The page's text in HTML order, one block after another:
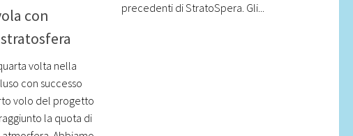
con
volta nella
con successo
volo del progetto
la quota di
precedenti di StratoSpera. Gli...